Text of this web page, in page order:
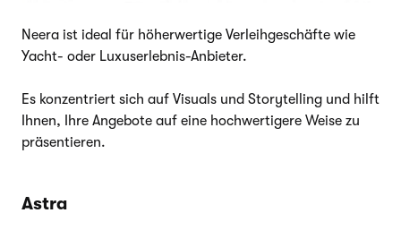
Neera ist ideal für höherwertige Verleihgeschäfte wie
Yacht- oder Luxuserlebnis-Anbieter.
Es konzentriert sich auf Visuals und Storytelling und hilft
Ihnen, Ihre Angebote auf eine hochwertigere Weise zu
präsentieren.
Astra